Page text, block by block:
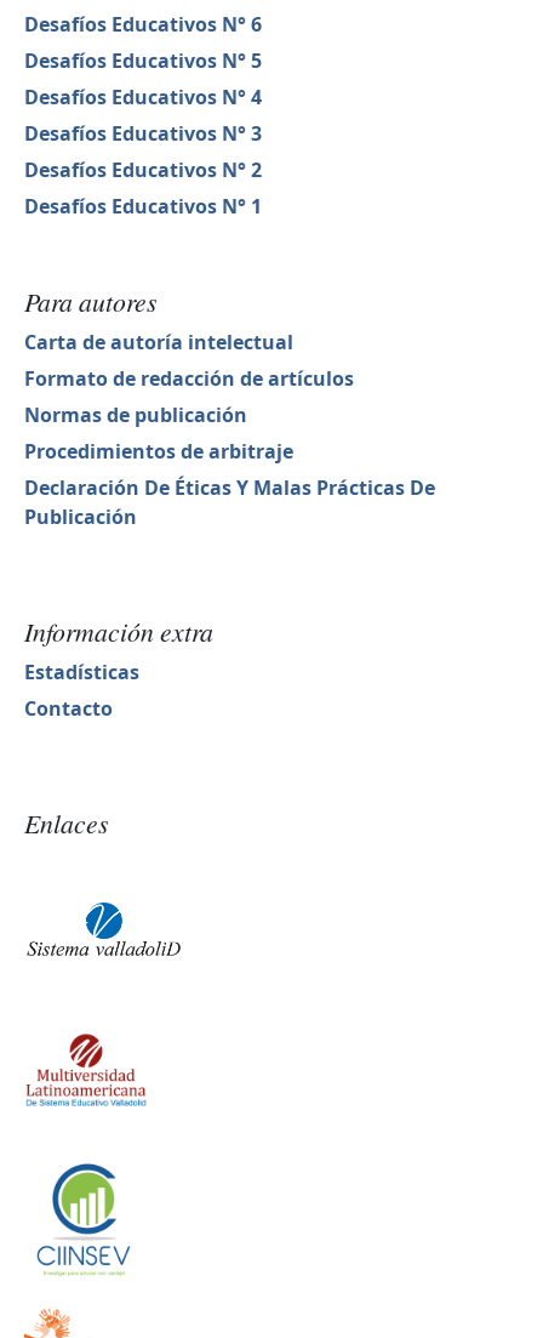
Desafíos Educativos N° 6
Desafíos Educativos N° 5
Desafíos Educativos N° 4
Desafíos Educativos N° 3
Desafíos Educativos N° 2
Desafíos Educativos N° 1
Para autores
Carta de autoría intelectual
Formato de redacción de artículos
Normas de publicación
Procedimientos de arbitraje
Declaración De Éticas Y Malas Prácticas De
Publicación
Información extra
Estadísticas
Contacto
Enlaces